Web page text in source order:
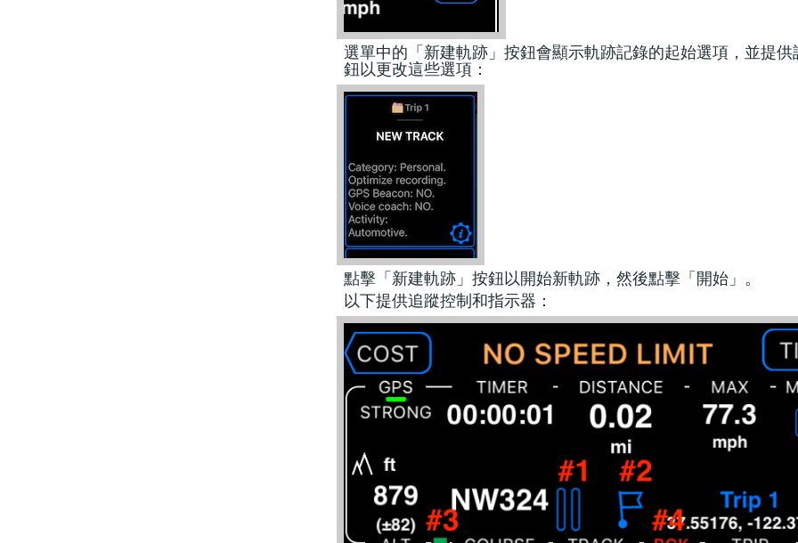
選單中的「新建軌跡」按鈕會顯示軌跡記錄的起始選項，並提供
鈕以更改這些選項：
點擊「新建軌跡」按鈕以開始新軌跡，然後點擊「開始」。
以下提供追蹤控制和指示器：